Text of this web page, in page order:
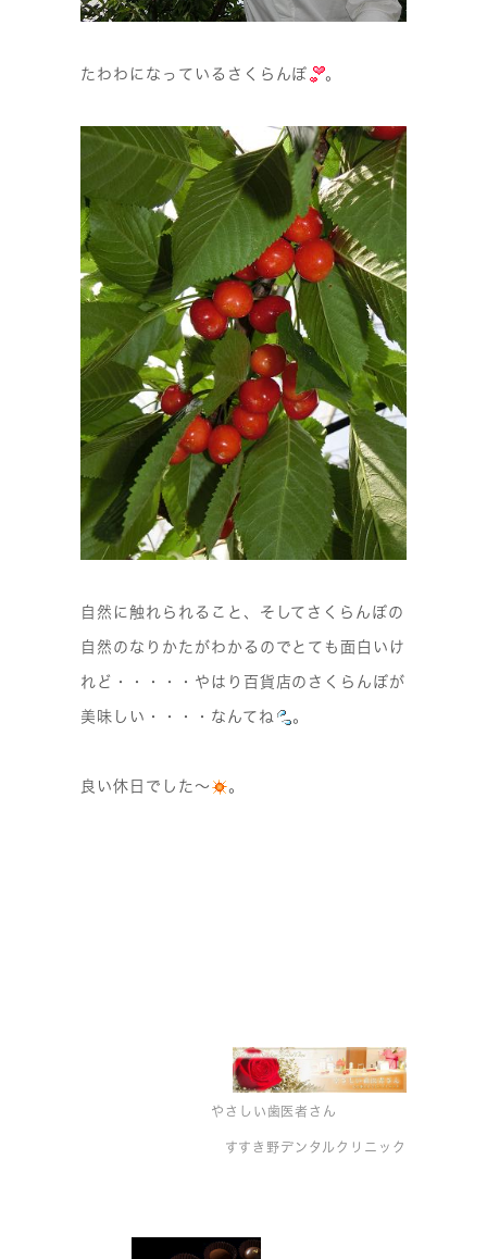
たわわになっているさくらんぼ 。
自然に触れられること、そしてさくらんぼの
自然のなりかたがわかるのでとても面白いけ
れど・・・・・やはり百貨店のさくらんぼが
美味しい・・・・なんてね 。
良い休日でした〜 。
やさしい歯医者さん
すすき野デンタルクリニック